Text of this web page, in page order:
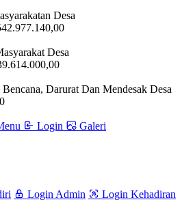
Desa
Desa
Darurat Dan Mendesak Desa
Login Galeri
Login Admin Login Kehadiran